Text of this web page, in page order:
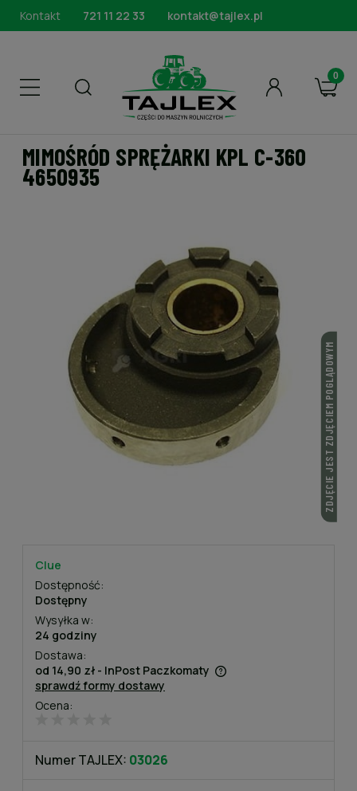
Kontakt 721 11 22 33 kontakt@tajlex.pl
MIMOŚRÓD SPRĘŻARKI KPL C-360
4650935
ZDJĘCIE JEST ZDJĘCIEM POGLĄDOWYM
Ocena:
Clue
Dostępność:
Dostępny
Wysyłka w:
24 godziny
Dostawa:
od 14,90 zł - InPost Paczkomaty
Cena nie zawiera ewentualnych kosztów płatności
sprawdź formy dostawy
Numer TAJLEX: 03026